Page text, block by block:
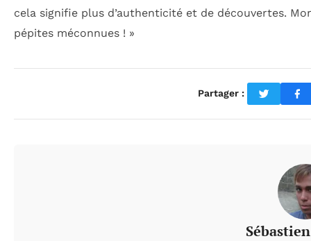
cela signifie plus d’authenticité et de découvertes.
pépites méconnues ! »
Partager :